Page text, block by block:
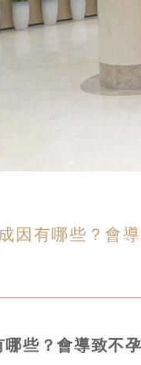
因有哪些？會
些？會導致不